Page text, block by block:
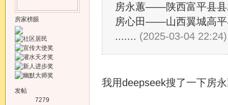
房家榜眼
发帖
7279
房永蕙——陕西富平县
房心田——山西翼城高平
....... (2025-03-04
我用deepseek搜了一下房